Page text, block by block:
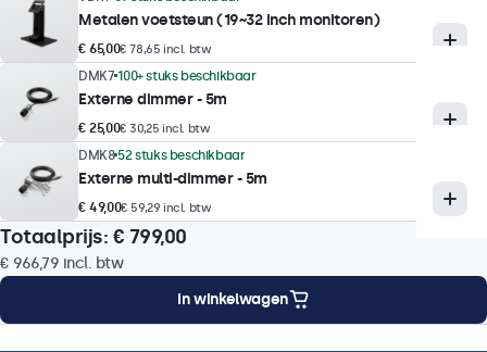
3000:1
Kijkhoek
178° horizontaal, 178° verticaal
Reactietijd
10 ms
Ondersteunde resoluties
1920 x 1080 (max), 640 x 480 (min)
Kleurcoderingssysteem
PAL/NTSC/SECAM
Metalen voetsteun (19~32 inch monitoren)
€ 65,00€ 78,65 incl. btw
DMK7 100+ stuks beschikbaar
Externe dimmer - 5m
€ 25,00€ 30,25 incl. btw
DMK8 52 stuks beschikbaar
Externe multi-dimmer - 5m
€ 49,00€ 59,29 incl. btw
Totaalprijs: € 799,00
€ 966,79 incl. btw
In winkelwagen